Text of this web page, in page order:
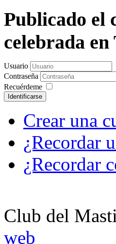
Publicado el
celebrada en
Usuario
Contraseña
Recuérdeme
Identificarse
Crear una
¿Recordar
¿Recordar
Club del
web